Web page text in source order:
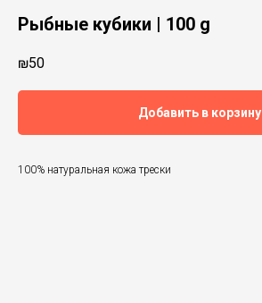
Рыбные кубики | 100 g
₪50
Добавить в корзину
100% натуральная кожа трески